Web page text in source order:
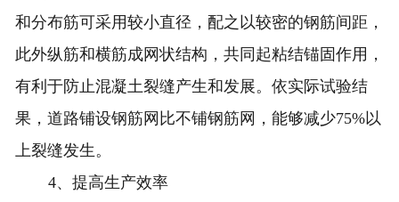
和分布筋可采用较小直径，配之以较密的钢筋间距，
此外纵筋和横筋成网状结构，共同起粘结锚固作用，
有利于防止混凝土裂缝产生和发展。依实际试验结
果，道路铺设钢筋网比不铺钢筋网，能够减少75%以
上裂缝发生。
4、提高生产效率